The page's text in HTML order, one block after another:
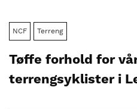
NCF Terreng
Tøffe forhold for
terrengsyklister i